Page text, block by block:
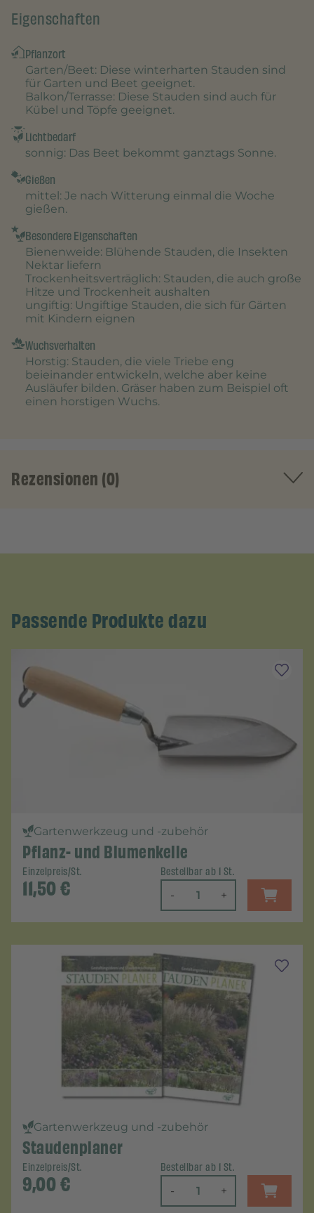
Eigenschaften
Pflanzort
Garten/Beet: Diese winterharten Stauden sind
für Garten und Beet geeignet.
Balkon/Terrasse: Diese Stauden sind auch für
Kübel und Töpfe geeignet.
Lichtbedarf
sonnig: Das Beet bekommt ganztags Sonne.
Gießen
mittel: Je nach Witterung einmal die Woche
gießen.
Besondere Eigenschaften
Bienenweide: Blühende Stauden, die Insekten
Nektar liefern
Trockenheitsverträglich: Stauden, die auch große
Hitze und Trockenheit aushalten
ungiftig: Ungiftige Stauden, die sich für Gärten
mit Kindern eignen
Wuchsverhalten
Horstig: Stauden, die viele Triebe eng
beieinander entwickeln, welche aber keine
Ausläufer bilden. Gräser haben zum Beispiel oft
einen horstigen Wuchs.
Rezensionen (0)
Passende Produkte dazu
Gartenwerkzeug und -zubehör
Pflanz- und Blumenkelle
Einzelpreis/St.
11,50€
Bestellbar ab 1 St.
- +
Gartenwerkzeug und -zubehör
Staudenplaner
Einzelpreis/St.
9,00€
Bestellbar ab 1 St.
- +